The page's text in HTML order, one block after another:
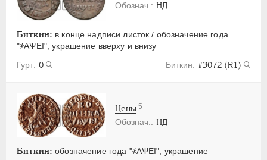
НД
Биткин: в конце надписи листок / обозначение года
"҂АѰЕI", украшение вверху и внизу
0
#3072 (R1)
НД
Биткин: обозначение года "҂АѰЕI", украшение
Цены 5